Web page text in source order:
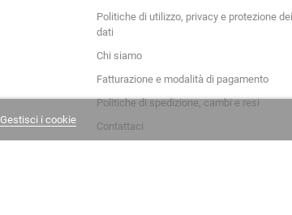
Politiche di utilizzo, privacy e protezione dei
dati
Chi siamo
Fatturazione e modalità di pagamento
Politiche di spedizione, cambi e resi
Contattaci
Gestisci i cookie